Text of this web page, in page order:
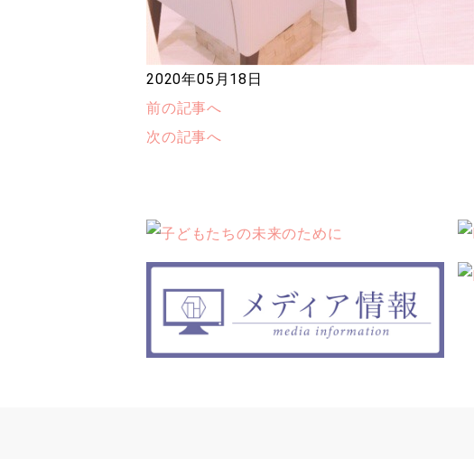
2020年05月18日
前の記事へ
次の記事へ